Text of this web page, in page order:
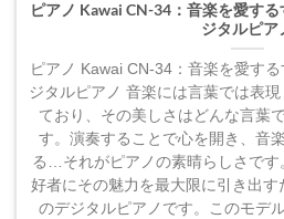
ピアノ Kawai CN-34：音楽を愛す
ジタルピア
ピアノ Kawai CN-34：音楽を愛す
ジタルピアノ 音楽には言葉では表
ており、その美しさはどんな言葉
す。演奏することで心を開き、音
る…それがピアノの素晴らしさで
好者にその魅力を最大限に引き出
のデジタルピアノです。このモデ